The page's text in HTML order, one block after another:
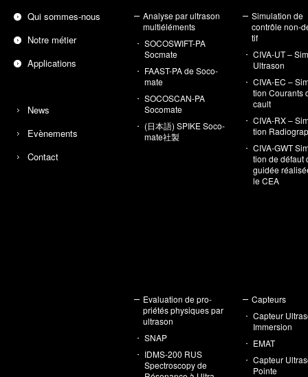
Qui sommes-nous
Notre métier
Appli­ca­tions
News
Evè­ne­ments
Contact
Ana­lyse par ultra­son
mul­ti­élé­ments
SOCOS­WIFT-PA
Soc­mate
FAAST-PA de Soco­
mate
SOCOS­CAN-PA
Soco­mate
(日本語) SPIKE Soco­
mate社製
Simu­la­tion de
contrôle non-
tif
CIVA-UT –
Ultra­son
CIVA-EC –
tion Cou­rants
cault
CIVA-RX –
tion
CIVA-GWT
tion de défaut
gui­dée
le CEA
Eva­lua­tion de pro­
prié­tés phy­siques par
ultra­son
SNAP
IDMS-200 RUS
Spec­tro­scopy de
Cap­teurs
Cap­teur
Immer­sion
EMAT
Cap­teur
Pointe